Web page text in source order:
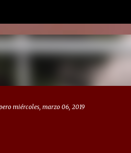
miércoles, marzo 06, 2019